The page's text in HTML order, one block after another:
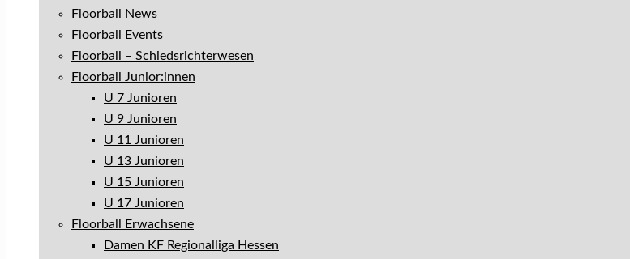
Floorball News
Floorball Events
Floorball – Schiedsrichterwesen
Floorball Junior:innen
U 7 Junioren
U 9 Junioren
U 11 Junioren
U 13 Junioren
U 15 Junioren
U 17 Junioren
Floorball Erwachsene
Damen KF Regionalliga Hessen